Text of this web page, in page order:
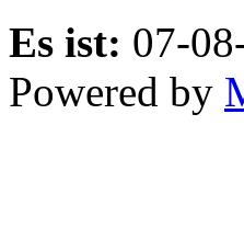
Es ist: 07-
Powered by